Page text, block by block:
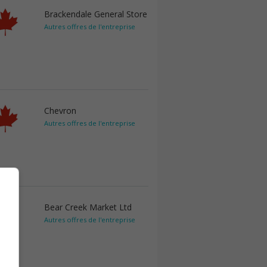
Brackendale General Store
Autres offres de l'entreprise
Chevron
Autres offres de l'entreprise
Bear Creek Market Ltd
Autres offres de l'entreprise